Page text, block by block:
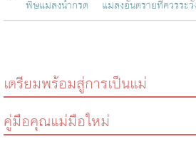
พิษแมลงน้ำกรด
แมลงอันตรายที่ควรระวั
เตรียมพร้อมสู่การเป็นแม่
คู่มือคุณแม่มือใหม่